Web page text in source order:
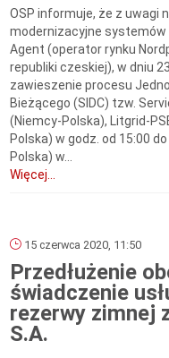
OSP informuje, że z uwagi
modernizacyjne systemów
Agent (operator rynku
republiki czeskiej), w dniu
zawieszenie procesu
Bieżącego (SIDC) tzw.
(Niemcy-Polska), Litgrid-
Polska) w godz. od 15:00
Polska) w...
Więcej...
15 czerwca 2020, 11:50
Przedłużenie
świadczenie
rezerwy zimnej
S.A.